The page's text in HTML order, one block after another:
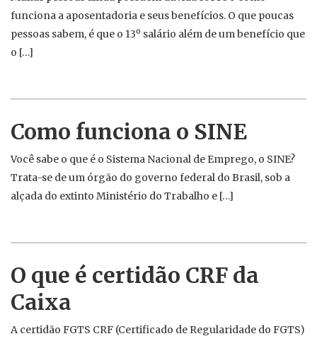
funciona a aposentadoria e seus benefícios. O que poucas
pessoas sabem, é que o 13º salário além de um benefício que
o […]
Como funciona o SINE
Você sabe o que é o Sistema Nacional de Emprego, o SINE?
Trata-se de um órgão do governo federal do Brasil, sob a
alçada do extinto Ministério do Trabalho e […]
O que é certidão CRF da
Caixa
A certidão FGTS CRF (Certificado de Regularidade do FGTS)